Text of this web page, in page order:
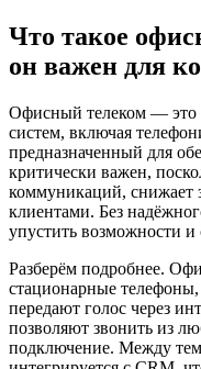
Что такое
он важен для
Офисный телеком — это
систем, включая
предназначенный для
критически важен,
коммуникаций, снижает
клиентами. Без
упустить возможности и
Разберём подробнее.
стационарные
передают голос через
позволяют звонить из
подключение. Между